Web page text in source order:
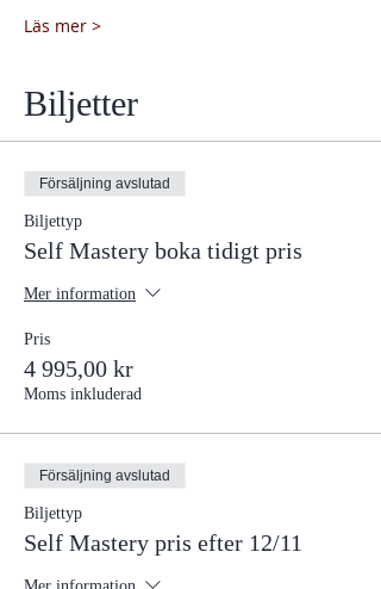
Läs mer >
Biljetter
Försäljning avslutad
Biljettyp
Self Mastery boka tidigt pris
Mer information
Pris
4 995,00 kr
Moms inkluderad
Försäljning avslutad
Biljettyp
Self Mastery pris efter 12/11